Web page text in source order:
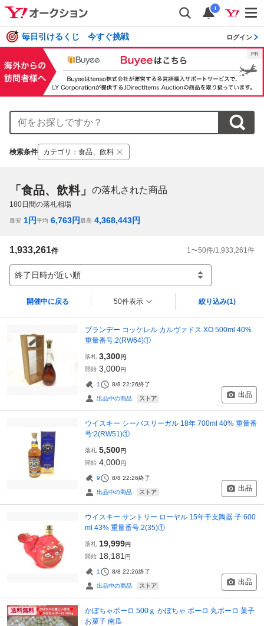
i
毎日引けるくじ 今すぐ挑戦 ログイン
検索条件 カテゴリ ： 食品、飲料
「食品、飲料」 の落札された商品
180日間の落札相場
最安 1円平均 6,763円最高 4,368,443円
1,933,261件 1 〜50件/1,933,261 件
終了日時が近い順
開催中に戻る 50件表示 絞り込み(1)
ブランデー コッケレル カルヴァドス XO 500ml 40%
重量番号:2(RW64)①
落札 3,300円
開始 3,000円
1 8/8 22:26終了
出品中の商品 ストア 出品
ウイスキー シーバスリーガル 18年 700ml 40% 重量番
号:2(RW51)①
落札 5,500円
開始 4,000円
9 8/8 22:26終了
出品中の商品 ストア 出品
ウイスキー サントリー ローヤル 15年干支陶器 子 600
ml 43% 重量番号:2(35)①
落札 19,999円
開始 18,181 円
1 8/8 22:26終了
出品中の商品 ストア 出品
送料無料
かぼちゃボーロ 500ｇ かぼちゃ ボーロ 丸ボーロ 菓子
お菓子 南瓜